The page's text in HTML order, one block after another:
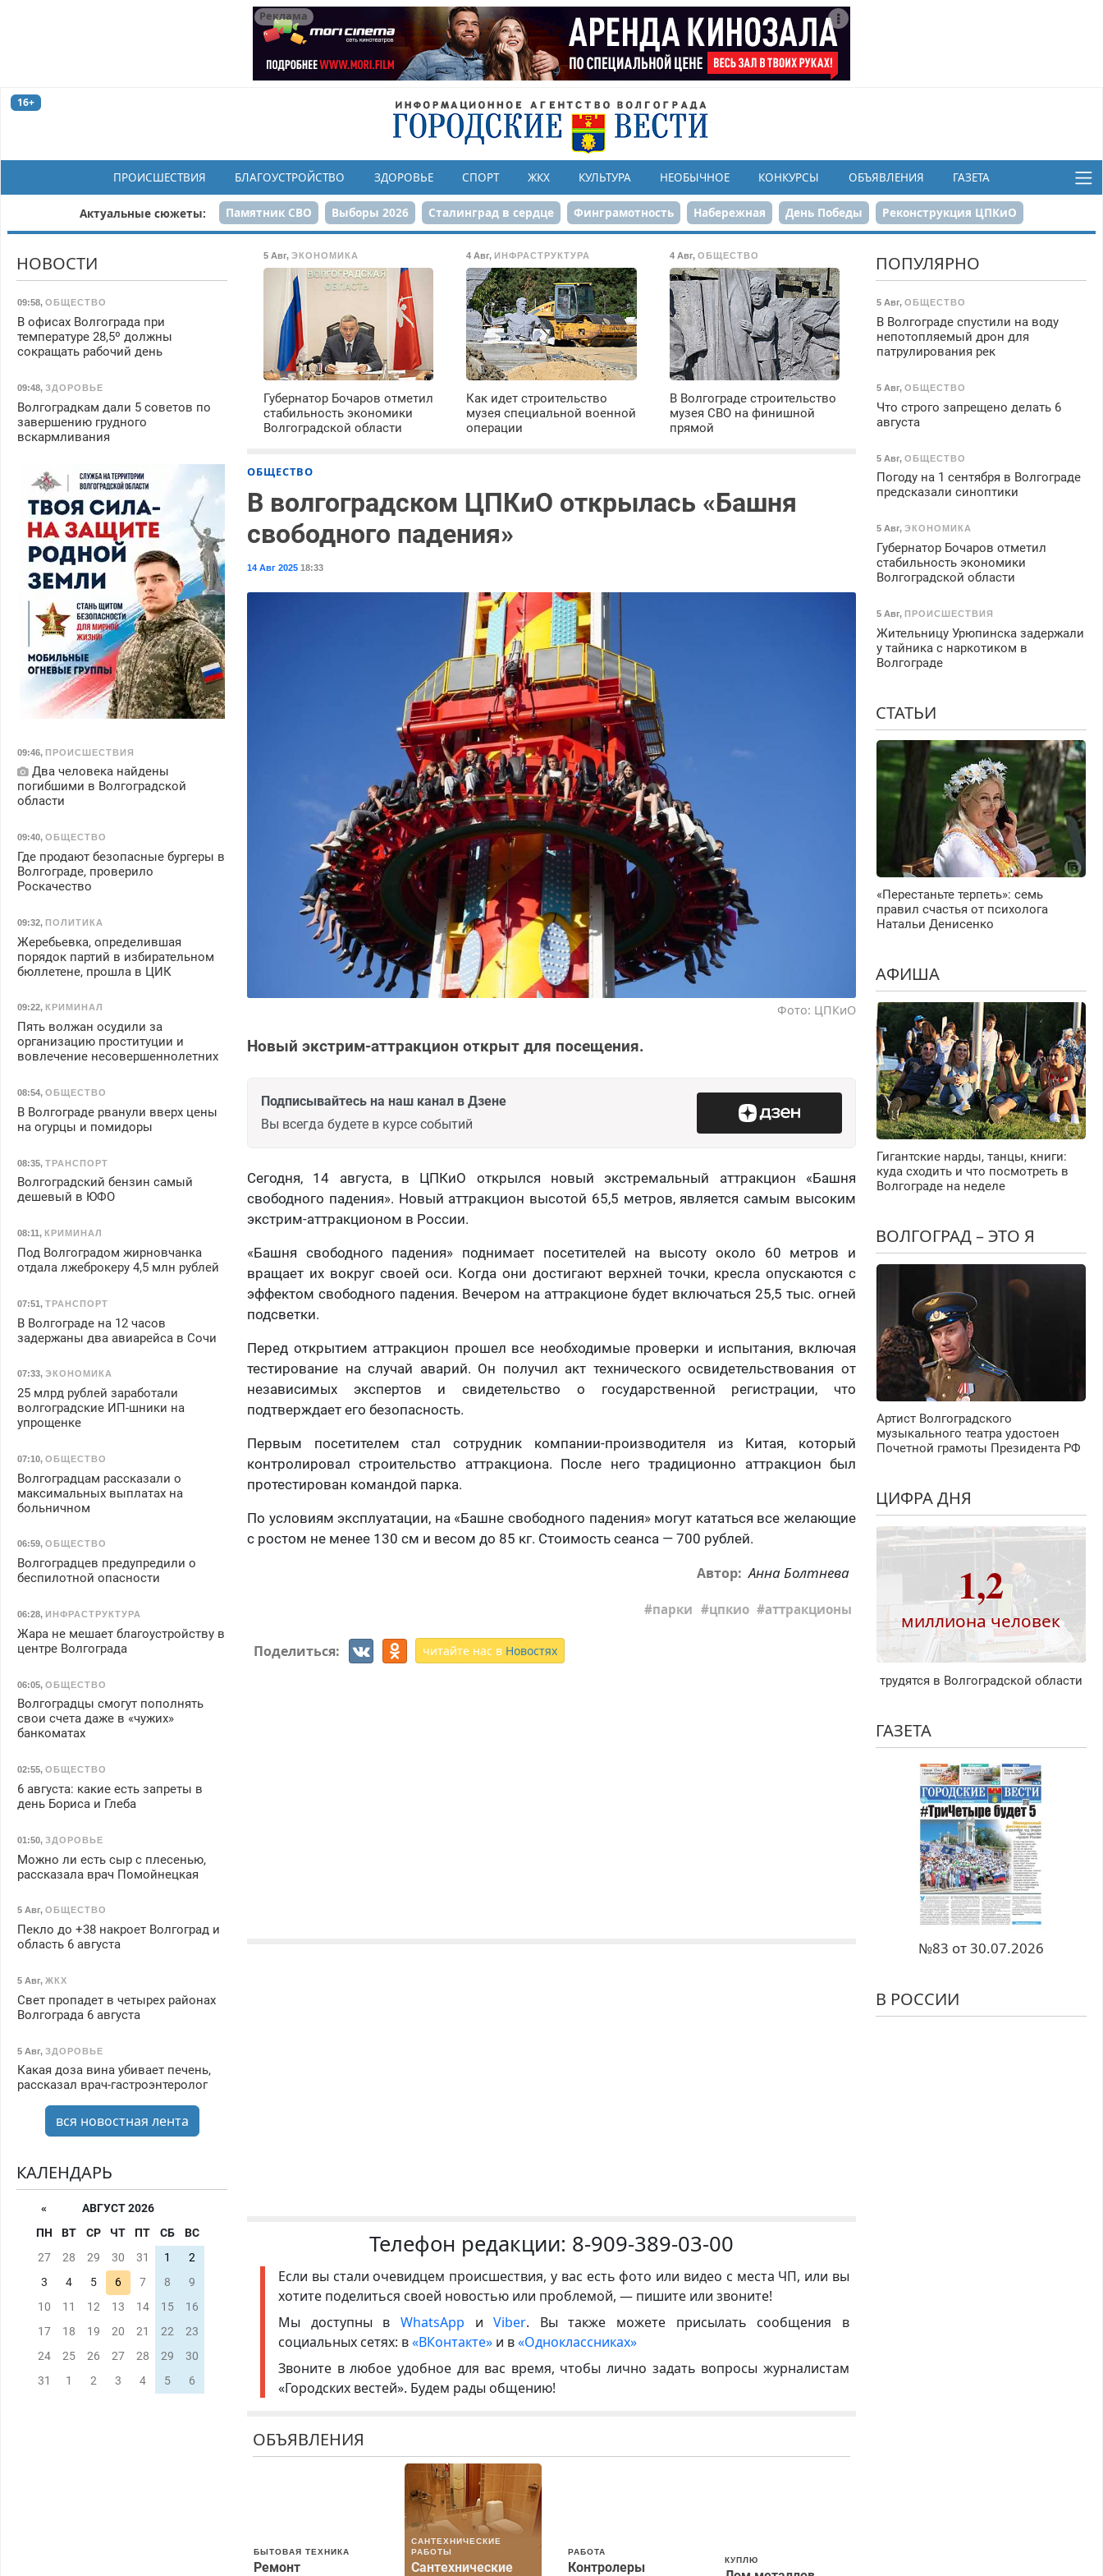
Реклама
16+
ПРОИСШЕСТВИЯ БЛАГОУСТРОЙСТВО ЗДОРОВЬЕ СПОРТ ЖКХ КУЛЬТУРА НЕОБЫЧНОЕ КОНКУРСЫ ОБЪЯВЛЕНИЯ ГАЗЕТА
Актуальные сюжеты: Памятник СВО Выборы 2026 Сталинград в сердце Финграмотность Набережная День Победы Реконструкция ЦПКиО
80-летие Победы Парк Героев-летчиков
5 Авг,ЭКОНОМИКА
Губернатор Бочаров отметил
стабильность экономики
Волгоградской области
4 Авг, ИНФРАСТРУКТУРА
Как идет строительство
музея специальной военной
операции
4 Авг, ОБЩЕСТВО
В Волгограде строительство
музея СВО на финишной
прямой
ОБЩЕСТВО
В волгоградском ЦПКиО открылась «Башня
свободного падения»
14 Авг 2025 18:33
Фото: ЦПКиО
Новый экстрим-аттракцион открыт для посещения.
Подписывайтесь на наш канал в Дзене
Вы всегда будете в курсе событий
Сегодня, 14 августа, в ЦПКиО открылся новый экстремальный аттракцион «Башня
свободного падения». Новый аттракцион высотой 65,5 метров, является самым высоким
экстрим-аттракционом в России.
«Башня свободного падения» поднимает посетителей на высоту около 60 метров и
вращает их вокруг своей оси. Когда они достигают верхней точки, кресла опускаются с
эффектом свободного падения. Вечером на аттракционе будет включаться 25,5 тыс. огней
подсветки.
Перед открытием аттракцион прошел все необходимые проверки и испытания, включая
тестирование на случай аварий. Он получил акт технического освидетельствования от
независимых экспертов и свидетельство о государственной регистрации, что
подтверждает его безопасность.
Первым посетителем стал сотрудник компании-производителя из Китая, который
контролировал строительство аттракциона. После него традиционно аттракцион был
протестирован командой парка.
По условиям эксплуатации, на «Башне свободного падения» могут кататься все желающие
с ростом не менее 130 см и весом до 85 кг. Стоимость сеанса — 700 рублей.
Автор: Анна Болтнева
парки цпкио аттракционы
Поделиться: читайте нас в Новостях
Телефон редакции: 8-909-389-03-00
Если вы стали очевидцем происшествия, у вас есть фото или видео с места ЧП, или вы
хотите поделиться своей новостью или проблемой, — пишите или звоните!
Мы доступны в WhatsApp иViber. Вы также можете присылать сообщения в
социальных сетях: в«ВКонтакте» и в«Одноклассниках»
Звоните в любое удобное для вас время, чтобы лично задать вопросы журналистам
«Городских вестей». Будем рады общению!
ОБЪЯВЛЕНИЯ
БЫТОВАЯ ТЕХНИКА
Ремонт
САНТЕХНИЧЕСКИЕ
РАБОТЫ
Сантехнические
РАБОТА
Контролеры
КУПЛЮ
НОВОСТИ
09:58, ОБЩЕСТВО
В офисах Волгограда при
температуре 28,5º должны
сокращать рабочий день
09:48, ЗДОРОВЬЕ
Волгоградкам дали 5 советов по
завершению грудного
вскармливания
09:46, ПРОИСШЕСТВИЯ
Два человека найдены
погибшими в Волгоградской
области
09:40, ОБЩЕСТВО
Где продают безопасные бургеры в
Волгограде, проверило
Роскачество
09:32, ПОЛИТИКА
Жеребьевка, определившая
порядок партий в избирательном
бюллетене, прошла в ЦИК
09:22, КРИМИНАЛ
Пять волжан осудили за
организацию проституции и
вовлечение несовершеннолетних
08:54, ОБЩЕСТВО
В Волгограде рванули вверх цены
на огурцы и помидоры
08:35, ТРАНСПОРТ
Волгоградский бензин самый
дешевый в ЮФО
08:11, КРИМИНАЛ
Под Волгоградом жирновчанка
отдала лжеброкеру 4,5 млн рублей
07:51, ТРАНСПОРТ
В Волгограде на 12 часов
задержаны два авиарейса в Сочи
07:33, ЭКОНОМИКА
25 млрд рублей заработали
волгоградские ИП-шники на
упрощенке
07:10, ОБЩЕСТВО
Волгоградцам рассказали о
максимальных выплатах на
больничном
06:59, ОБЩЕСТВО
Волгоградцев предупредили о
беспилотной опасности
06:28, ИНФРАСТРУКТУРА
Жара не мешает благоустройству в
центре Волгограда
06:05, ОБЩЕСТВО
Волгоградцы смогут пополнять
свои счета даже в «чужих»
банкоматах
02:55, ОБЩЕСТВО
6 августа: какие есть запреты в
день Бориса и Глеба
01:50, ЗДОРОВЬЕ
Можно ли есть сыр с плесенью,
рассказала врач Помойнецкая
5 Авг, ОБЩЕСТВО
Пекло до +38 накроет Волгоград и
область 6 августа
5 Авг, ЖКХ
Свет пропадет в четырех районах
Волгограда 6 августа
5 Авг, ЗДОРОВЬЕ
Какая доза вина убивает печень,
рассказал врач-гастроэнтеролог
вся новостная лента
КАЛЕНДАРЬ
«
АВГУСТ 2026
ПН
ВТ СР ЧТ ПТ СБ
ВС
27
28 29 30 31 1
2
3
4 5 6 7 8
9
10
11 12 13 14 15
16
17
18 19 20 21 22
23
24
25 26 27 28 29
30
31
1 2 3 4 5 6
ПОПУЛЯРНО
5 Авг, ОБЩЕСТВО
В Волгограде спустили на воду
непотопляемый дрон для
патрулирования рек
5 Авг, ОБЩЕСТВО
Что строго запрещено делать 6
августа
5 Авг, ОБЩЕСТВО
Погоду на 1 сентября в Волгограде
предсказали синоптики
5 Авг, ЭКОНОМИКА
Губернатор Бочаров отметил
стабильность экономики
Волгоградской области
5 Авг, ПРОИСШЕСТВИЯ
Жительницу Урюпинска задержали
у тайника с наркотиком в
Волгограде
СТАТЬИ
«Перестаньте терпеть»: семь
правил счастья от психолога
Натальи Денисенко
АФИША
Гигантские нарды, танцы, книги:
куда сходить и что посмотреть в
Волгограде на неделе
ВОЛГОГРАД – ЭТО Я
Артист Волгоградского
музыкального театра удостоен
Почетной грамоты Президента РФ
ЦИФРА ДНЯ
1,2
миллиона человек
трудятся в Волгоградской области
ГАЗЕТА
№83 от 30.07.2026
В РОССИИ